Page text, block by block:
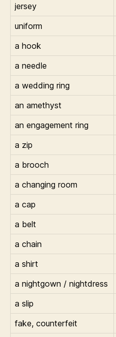
jersey
uniform
a hook
a needle
a wedding ring
an amethyst
an engagement ring
a zip
a brooch
a changing room
a cap
a belt
a chain
a shirt
a nightgown / nightdress
a slip
fake, counterfeit